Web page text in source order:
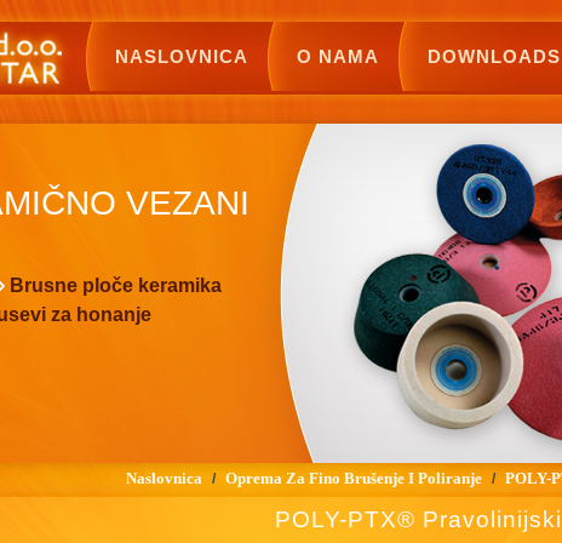
NASLOVNICA O NAMA DOWNLOADS
VEZANI
Brusne ploče keramika
za honanje
Naslovnica / Oprema Za Fino Brušenje I Poliranje / POLY-
POLY-PTX®